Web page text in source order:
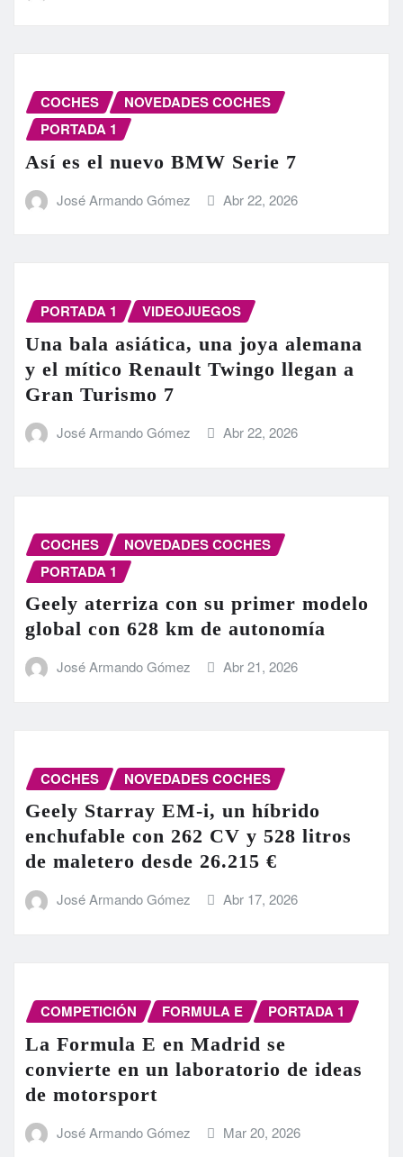
COCHES
NOVEDADES COCHES
PORTADA 1
Así es el nuevo BMW Serie 7
José Armando Gómez Abr 22, 2026
PORTADA 1 VIDEOJUEGOS
Una bala asiática, una joya alemana
y el mítico Renault Twingo llegan a
Gran Turismo 7
José Armando Gómez Abr 22, 2026
COCHES
NOVEDADES COCHES
PORTADA 1
Geely aterriza con su primer modelo
global con 628 km de autonomía
José Armando Gómez Abr 21, 2026
COCHES NOVEDADES COCHES
Geely Starray EM-i, un híbrido
enchufable con 262 CV y 528 litros
de maletero desde 26.215 €
José Armando Gómez Abr 17, 2026
COMPETICIÓN FORMULA E PORTADA 1
La Formula E en Madrid se
convierte en un laboratorio de ideas
de motorsport
José Armando Gómez Mar 20, 2026